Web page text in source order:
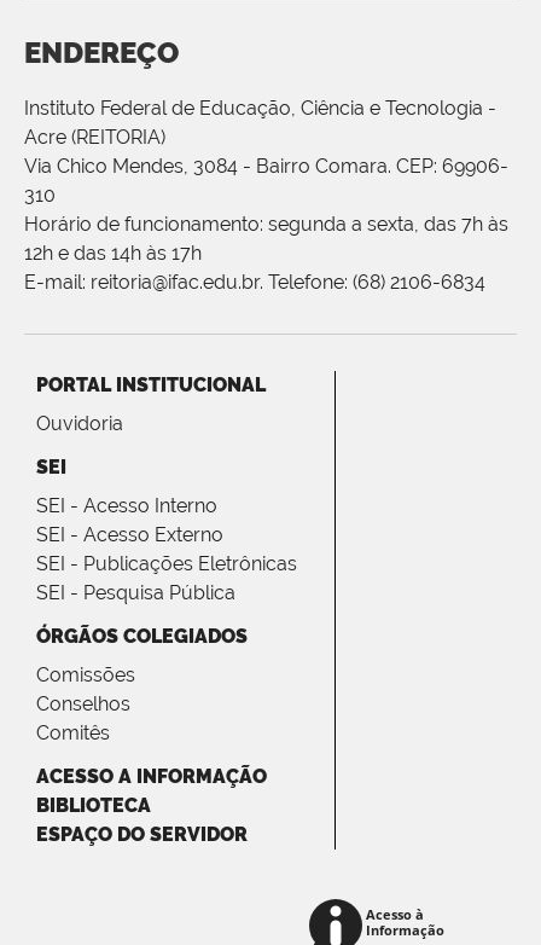
ENDEREÇO
Instituto Federal de Educação, Ciência e Tecnologia -
Acre (REITORIA)
Via Chico Mendes, 3084 - Bairro Comara. CEP: 69906-
310
Horário de funcionamento: segunda a sexta, das 7h às
12h e das 14h às 17h
E-mail: reitoria@ifac.edu.br. Telefone: (68) 2106-6834
PORTAL INSTITUCIONAL
Ouvidoria
SEI
SEI - Acesso Interno
SEI - Acesso Externo
SEI - Publicações Eletrônicas
SEI - Pesquisa Pública
ÓRGÃOS COLEGIADOS
Comissões
Conselhos
Comitês
ACESSO A INFORMAÇÃO
BIBLIOTECA
ESPAÇO DO SERVIDOR